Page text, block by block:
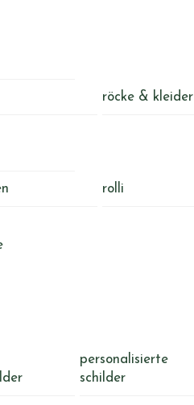
röcke & kleider
rolli
personalisierte
schilder